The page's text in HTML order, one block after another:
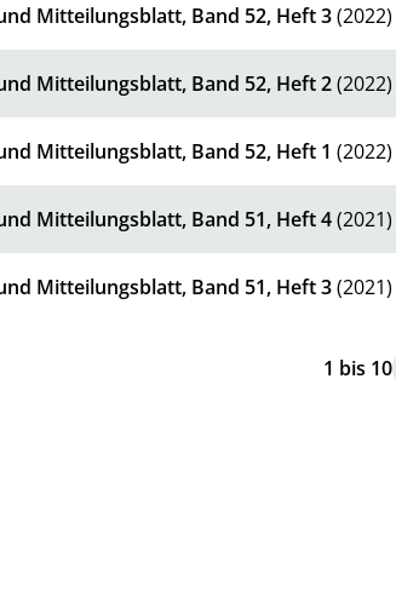
Mitteilungsblatt, Band 52, Heft 3(2022)
Mitteilungsblatt, Band 52, Heft 2(2022)
Mitteilungsblatt, Band 52, Heft 1 (2022)
Mitteilungsblatt, Band 51, Heft 4(2021)
Mitteilungsblatt, Band 51, Heft 3(2021)
1 bis 10